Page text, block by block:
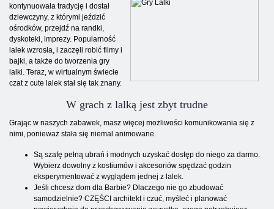
kontynuowała tradycję i dostał
dziewczyny, z którymi jeździć
ośrodków, przejdź na randki,
dyskoteki, imprezy. Popularność
lalek wzrosła, i zaczęli robić filmy i
bajki, a także do tworzenia gry
lalki. Teraz, w wirtualnym świecie
czat z cute lalek stał się tak znany.
W grach z lalką jest zbyt trudne
Grając w naszych zabawek, masz więcej możliwości komunikowania się z
nimi, ponieważ stała się niemal animowane.
Są szafę pełną ubrań i modnych uzyskać dostęp do niego za darmo.
Wybierz dowolny z kostiumów i akcesoriów spędzać godzin
eksperymentować z wyglądem jednej z lalek.
Jeśli chcesz dom dla Barbie? Dlaczego nie go zbudować
samodzielnie? CZĘŚCI architekt i czuć, myśleć i planować